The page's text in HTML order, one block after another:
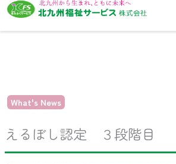
内
を
What's News
えるぼし認定 ３段階目